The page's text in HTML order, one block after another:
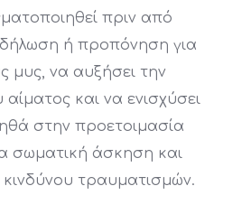
πριν από
ή προπόνηση για
μυς, να αυξήσει την
και να ενισχύσει
στην προετοιμασία
σωματική άσκηση και
τραυματισμών.